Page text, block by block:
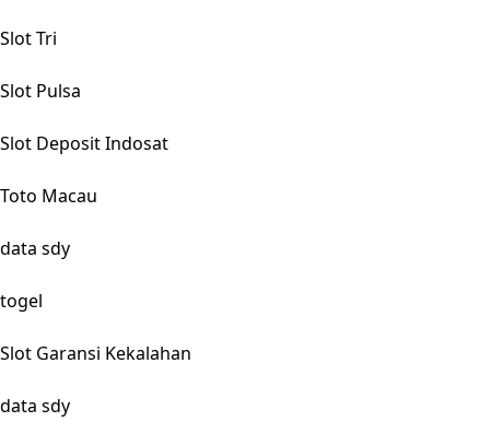
Slot Tri
Slot Pulsa
Slot Deposit Indosat
Toto Macau
data sdy
togel
Slot Garansi Kekalahan
data sdy